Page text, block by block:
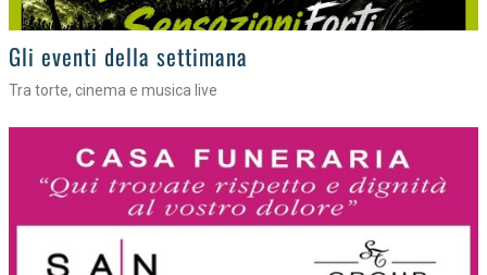
Gli eventi della settimana
Tra torte, cinema e musica live